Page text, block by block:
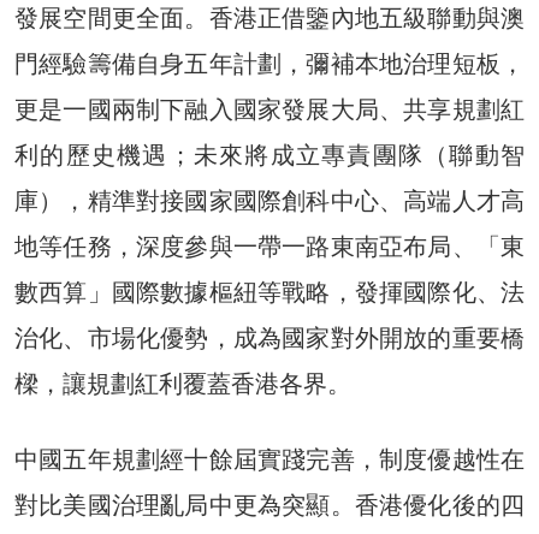
發展空間更全面。香港正借鑒內地五級聯動與澳
門經驗籌備自身五年計劃，彌補本地治理短板，
更是一國兩制下融入國家發展大局、共享規劃紅
利的歷史機遇；未來將成立專責團隊（聯動智
庫），精準對接國家國際創科中心、高端人才高
地等任務，深度參與一帶一路東南亞布局、「東
數西算」國際數據樞紐等戰略，發揮國際化、法
治化、市場化優勢，成為國家對外開放的重要橋
樑，讓規劃紅利覆蓋香港各界。
中國五年規劃經十餘屆實踐完善，制度優越性在
對比美國治理亂局中更為突顯。香港優化後的四